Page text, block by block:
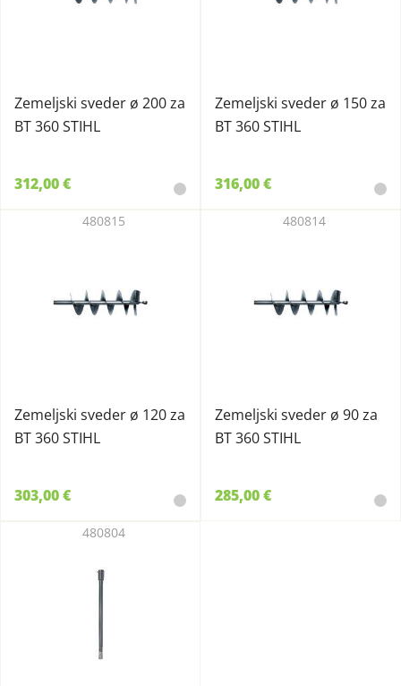
Zemeljski sveder ø 200 za
BT 360 STIHL
312,00 €
Zemeljski sveder ø 150 za
BT 360 STIHL
316,00 €
Zemeljski sveder ø 120 za
BT 360 STIHL
480815
303,00 €
Zemeljski sveder ø 90 za
BT 360 STIHL
480814
285,00 €
480804